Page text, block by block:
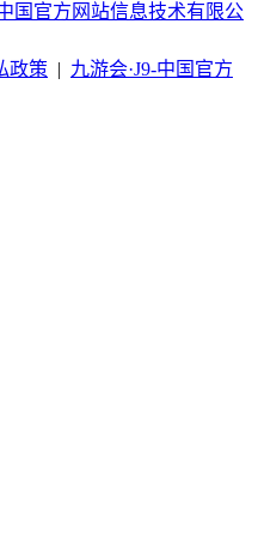
国官方网站信息技术有限公
政策
九游会·J9-中国官方